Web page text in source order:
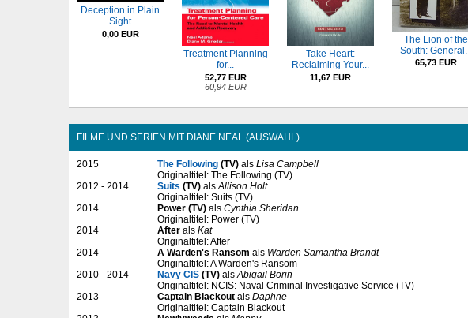
Deception in Plain
Sight
0,00 EUR
Treatment Planning
for...
52,77 EUR
60,94 EUR
Take Heart:
Reclaiming Your...
11,67 EUR
The Lion of the
South: General...
65,73 EUR
FILME UND SERIEN MIT DIANE NEAL (AUSWAHL)
2015 The Following (TV) als Lisa Campbell
Originaltitel: The Following (TV)
2012 - 2014
Suits (TV) alsAllison Holt
Originaltitel: Suits (TV)
2014
Power (TV) als Cynthia Sheridan
Originaltitel: Power (TV)
2014
After als Kat
Originaltitel: After
2014
A Warden's Ransom als Warden Samantha Brandt
Originaltitel: A Warden's Ransom
2010 - 2014
Navy CIS (TV) alsAbigail Borin
Originaltitel: NCIS: Naval Criminal Investigative Service (TV)
2013
Captain Blackout als Daphne
Originaltitel: Captain Blackout